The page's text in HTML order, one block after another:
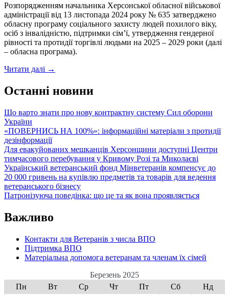
Розпорядженням начальника Херсонської обласної військової
адміністрації від 13 листопада 2024 року № 635 затверджено
обласну програму соціального захисту людей похилого віку,
осіб з інвалідністю, підтримки сім’ї, утвердження гендерної
рівності та протидії торгівлі людьми на 2025 – 2029 роки (далі
– обласна програма).
Читати далі Затверджено
програму
соціального
населення
на
2025-
2029
роки
→
Останні новини
Що варто знати про нову контрактну систему Сил оборони
України
«ПОВЕРНИСЬ НА 100%»: інформаційні матеріали з протидії
дезінформації
Для евакуйованих мешканців Херсонщини доступні Центри
тимчасового перебування у Кривому Розі та Миколаєві
Український ветеранський фонд Мінветеранів компенсує до
20 000 гривень на купівлю предметів та товарів для ведення
ветеранського бізнесу
Патронізуюча поведінка: що це та як вона проявляється
Важливо
Контакти для Ветеранів з числа ВПО
Підтримка ВПО
Матеріальна допомога ветеранам та членам їх сімей
Березень 2025
Пн
Вт Ср Чт Пт Сб
Нд